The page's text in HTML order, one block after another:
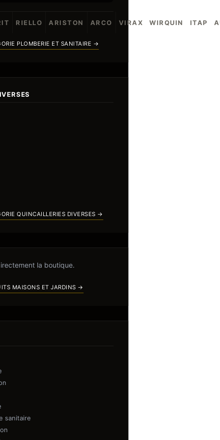
RIELLO ARISTON ARCO VIRAX WIRQUIN ITAP
PLOMBERIE ET SANITAIRE →
QUINCAILLERIES DIVERSES →
la boutique.
MAISONS ET JARDINS →
sanitaire